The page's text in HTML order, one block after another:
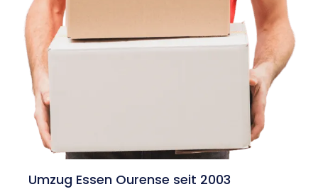
Umzug Essen Ourense seit 2003